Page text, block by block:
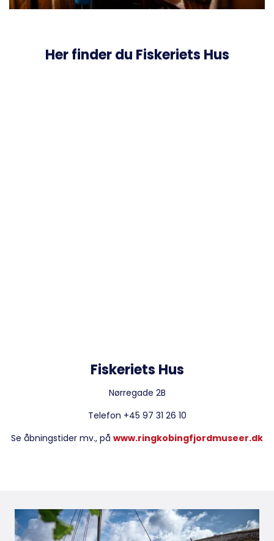
Her finder du Fiskeriets Hus
Fiskeriets Hus
Nørregade 2B
Telefon +45 97 31 26 10
Se åbningstider mv., på www.ringkobingfjordmuseer.dk